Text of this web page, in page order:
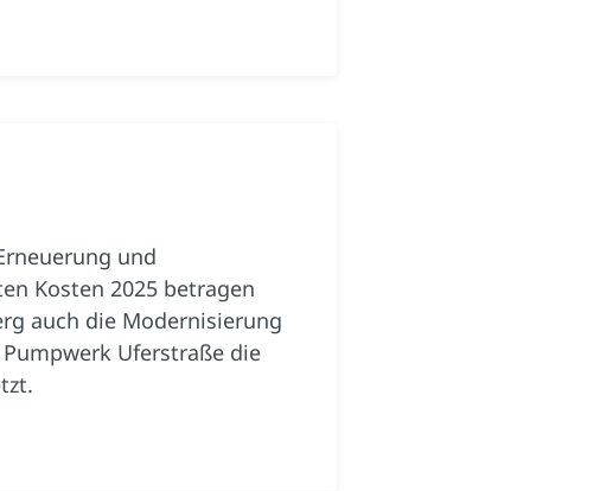
und
Kosten 2025 betragen
auch die Modernisierung
Uferstraße die